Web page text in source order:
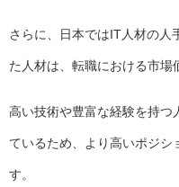
さらに、日本ではIT人材の人
た人材は、転職における市場
高い技術や豊富な経験を持つ
ているため、より高いポジシ
す。